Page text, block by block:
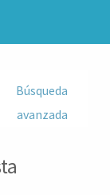
Búsqueda
avanzada